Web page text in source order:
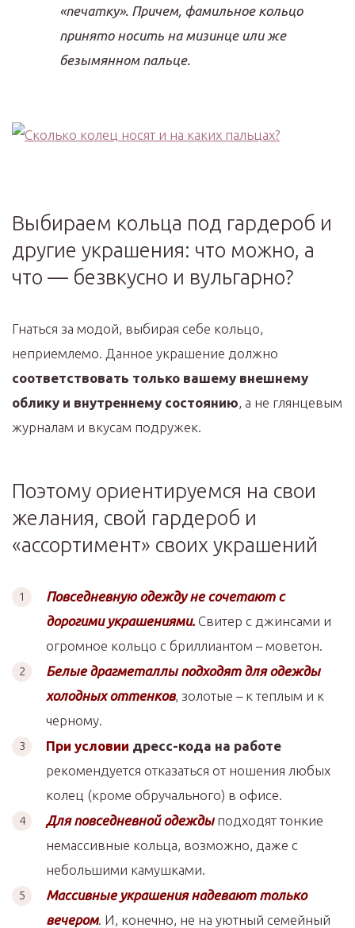
«печатку». Причем, фамильное кольцо
принято носить на мизинце или же
безымянном пальце.
Выбираем кольца под гардероб и
другие украшения: что можно, а
что — безвкусно и вульгарно?
Гнаться за модой, выбирая себе кольцо,
неприемлемо. Данное украшение должно
соответствовать только вашему внешнему
облику и внутреннему состоянию, а не глянцевым
журналам и вкусам подружек.
Поэтому ориентируемся на свои
желания, свой гардероб и
«ассортимент» своих украшений
Повседневную одежду не сочетают с
дорогими украшениями. Свитер с джинсами и
огромное кольцо с бриллиантом – моветон.
Белые драгметаллы подходят для одежды
холодных оттенков, золотые – к теплым и к
черному.
При условии дресс-кода на работе
рекомендуется отказаться от ношения любых
колец (кроме обручального) в офисе.
Для повседневной одежды подходят тонкие
немассивные кольца, возможно, даже с
небольшими камушками.
Массивные украшения надевают только
вечером. И, конечно, не на уютный семейный